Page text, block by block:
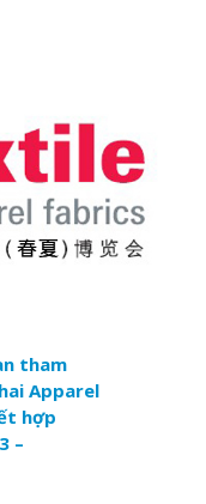
cơ hội để
hành động
lĩnh vực
tham
Apparel
hợp
–